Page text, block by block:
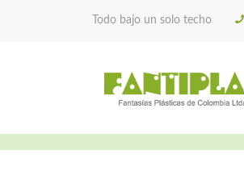
Todo bajo un solo techo